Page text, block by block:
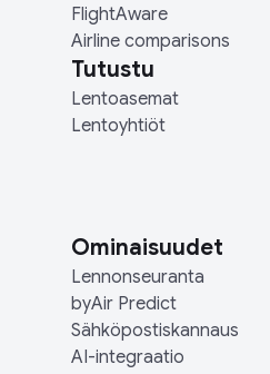
FlightAware
Airline comparisons
Tutustu
Lentoasemat
Lentoyhtiöt
Ominaisuudet
Lennonseuranta
byAir Predict
Sähköpostiskannaus
AI-integraatio